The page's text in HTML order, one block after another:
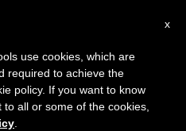
x
use cookies, which are
required to achieve the
policy. If you want to know
all or some of the cookies,